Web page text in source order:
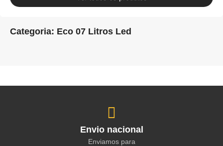
Categoria: Eco 07 Litros Led
Envio nacional
Enviamos para